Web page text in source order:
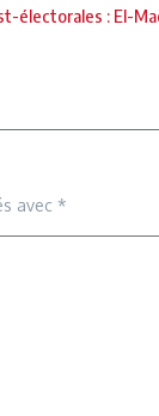
électorales : El-
avec *